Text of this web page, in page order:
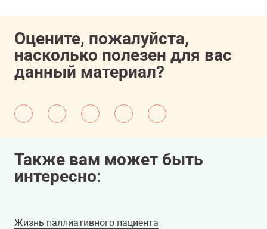
Оцените, пожалуйста,
насколько полезен для вас
данный материал?
Также вам может быть
интересно:
Жизнь паллиативного пациента